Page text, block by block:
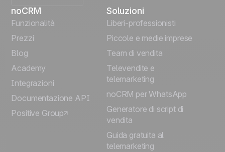
English
Español
Português
Deutsch
noCRM
Funzionalità
Prezzi
Blog
Academy
Integrazioni
Documentazione API
Positive Group
Soluzioni
Liberi-professionisti
Piccole e medie imprese
Team di vendita
Televendite e
telemarketing
noCRM per WhatsApp
Generatore di script di
vendita
Guida gratuita al
telemarketing